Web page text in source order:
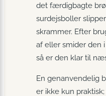
det færdigbagte
surdejsboller
skrammer. Efter
af eller smider den
så er den klar til
En genanvendelig
er ikke kun